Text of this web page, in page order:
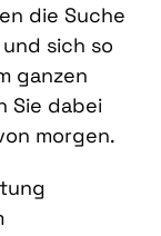
die Suche
sich so
ganzen
Sie dabei
morgen.